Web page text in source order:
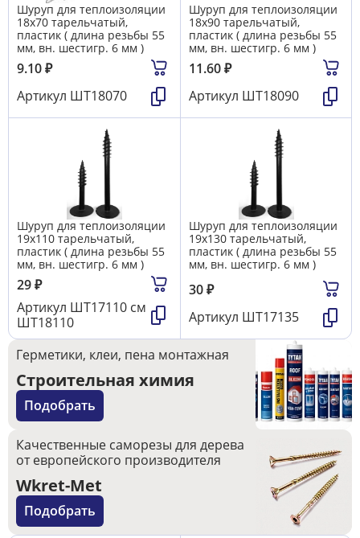
Шуруп для теплоизоляции
18х70 тарельчатый,
пластик ( длина резьбы 55
мм, вн. шестигр. 6 мм )
9.10₽
Артикул ШТ18070
Шуруп для теплоизоляции
18х90 тарельчатый,
пластик ( длина резьбы 55
мм, вн. шестигр. 6 мм )
11.60₽
Артикул ШТ18090
Шуруп для теплоизоляции
19х110 тарельчатый,
пластик ( длина резьбы 55
мм, вн. шестигр. 6 мм )
29₽
Артикул ШТ17110 см
ШТ18110
Шуруп для теплоизоляции
19х130 тарельчатый,
пластик ( длина резьбы 55
мм, вн. шестигр. 6 мм )
30₽
Артикул ШТ17135
Герметики, клеи, пена монтажная
Строительная химия
Подобрать
Качественные саморезы для дерева
от европейского производителя
Wkret-Met
Подобрать